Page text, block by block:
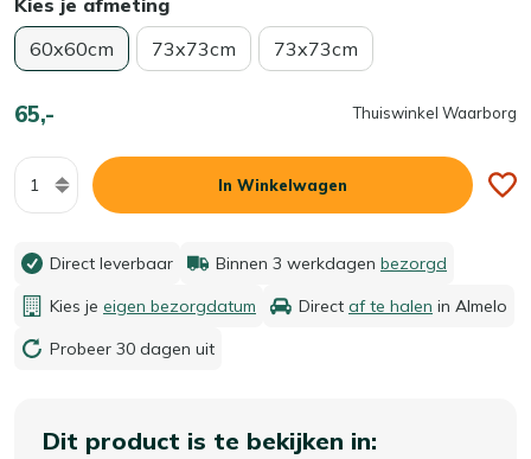
60x60cm
73x73cm 73x73cm
65,- Thuiswinkel Waarborg
Aantal
In Winkelwagen
Direct leverbaar Binnen 3 werkdagen bezorgd
Kies je eigen bezorgdatum Direct af te halen in Almelo
Probeer 30 dagen uit
Dit product is te bekijken in: